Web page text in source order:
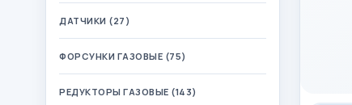
ДАТЧИКИ (27)
ФОРСУНКИ ГАЗОВЫЕ (75)
РЕДУКТОРЫ ГАЗОВЫЕ (143)